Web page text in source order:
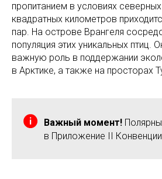
пропитанием в условиях
квадратных километров
пар. На острове Врангеля
популяция этих уникальных птиц.
важную роль в поддержании
в Арктике, а также на просторах
Важный момент!
в Приложение II Конвенции